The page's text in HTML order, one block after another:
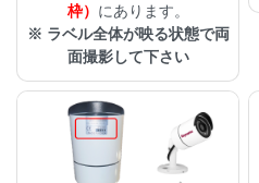
枠） にあります。
※ ラベル全体が映る状態で両
面撮影して下さい